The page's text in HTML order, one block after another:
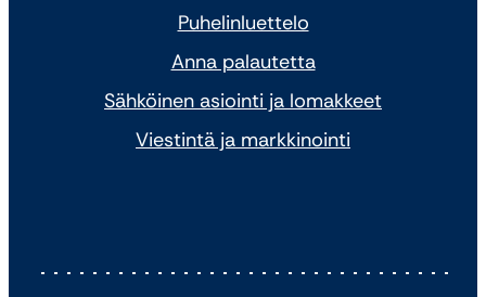
Puhelinluettelo
Anna palautetta
Sähköinen asiointi ja lomakkeet
Viestintä ja markkinointi